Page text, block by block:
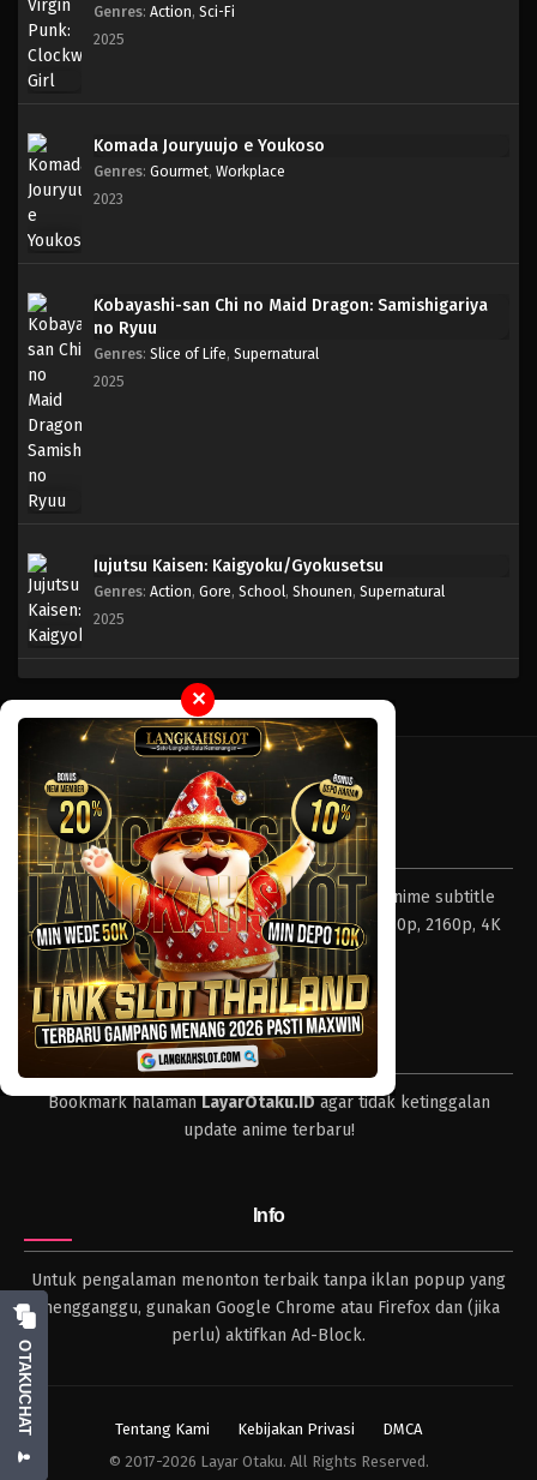
Genres: Action, Sci-Fi
2025
Komada Jouryuujo e Youkoso
Genres: Gourmet, Workplace
2023
Kobayashi-san Chi no Maid Dragon: Samishigariya
no Ryuu
Genres: Slice of Life, Supernatural
2025
Jujutsu Kaisen: Kaigyoku/Gyokusetsu
Genres: Action, Gore, School, Shounen, Supernatural
2025
✕
Tentang LayarOtaku
Layar Otaku – Tempat nonton dan download anime subtitle
Indonesia resolusi 240p, 360p, 480p, 720p, 1080p, 2160p, 4K
dan format lengkap.
Tips
Bookmark halamanLayarOtaku.IDagar tidak ketinggalan
update anime terbaru!
Info
Untuk pengalaman menonton terbaik tanpa iklan popup yang
mengganggu, gunakan Google Chrome atau Firefox dan (jika
perlu) aktifkan Ad-Block.
Tentang Kami Kebijakan Privasi
DMCA
© 2017-2026 Layar Otaku. All Rights Reserved.
OTAKUCHAT